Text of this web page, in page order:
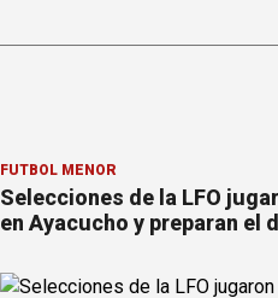
FÚTBOL MENOR
Selecciones de la LFO
en Ayacucho y preparan el